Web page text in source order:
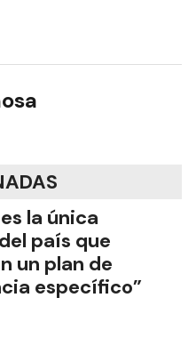
la única
país que
un plan de
específico”